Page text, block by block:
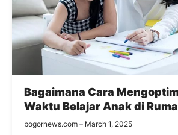
Bagaimana Cara
Waktu Belajar Anak di
bogornews.com March 1, 2025